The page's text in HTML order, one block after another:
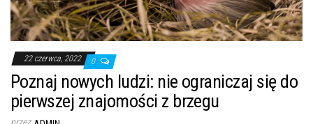
22 czerwca, 2022 0
Poznaj nowych ludzi: nie ograniczaj się do
pierwszej znajomości z brzegu